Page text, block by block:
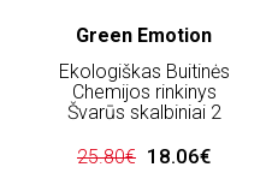
Green Emotion
Ekologiškas Buitinės
Chemijos rinkinys
Švarūs skalbiniai 2
25.80€ 18.06€